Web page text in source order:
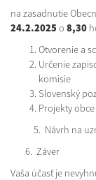
na zasadnutie
24.2.2025 o 8,30
Otvorenie a
Určenie
komisie
Slovenský
Projekty
5. Návrh na
6. Záver
Vaša účasť je